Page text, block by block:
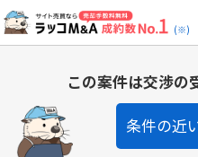
(※)
この案件は交渉の
条件の近